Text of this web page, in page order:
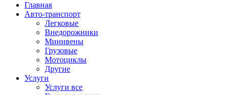
Главная
Авто-транспорт
Легковые
Внедорожники
Минивены
Грузовые
Мотоциклы
Другие
Услуги
Услуги все